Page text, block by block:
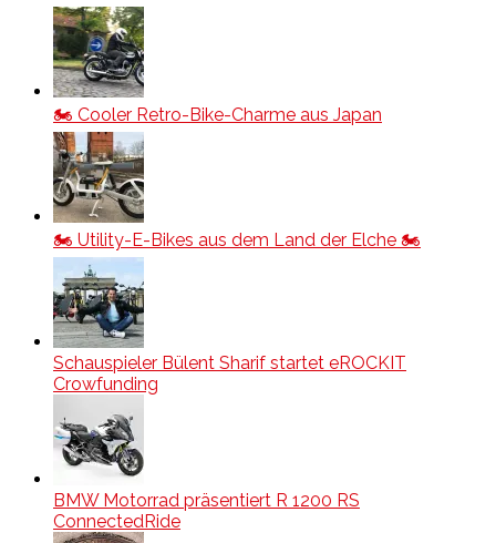
🏍️ Cooler Retro-Bike-Charme aus Japan
🏍️ Utility-E-Bikes aus dem Land der Elche 🏍️
Schauspieler Bülent Sharif startet eROCKIT
Crowfunding
BMW Motorrad präsentiert R 1200 RS
ConnectedRide